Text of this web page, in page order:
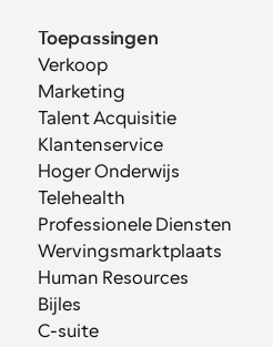
Toepassingen
Verkoop
Marketing
Talent Acquisitie
Klantenservice
Hoger Onderwijs
Telehealth
Professionele Diensten
Wervingsmarktplaats
Human Resources
Bijles
C-suite